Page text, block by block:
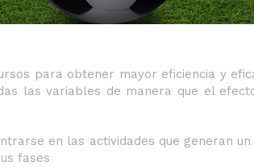
más inteligente es tener un plan
para obtener mayor eficiencia y
las variables de manera que el
en las actividades que generan un
fases